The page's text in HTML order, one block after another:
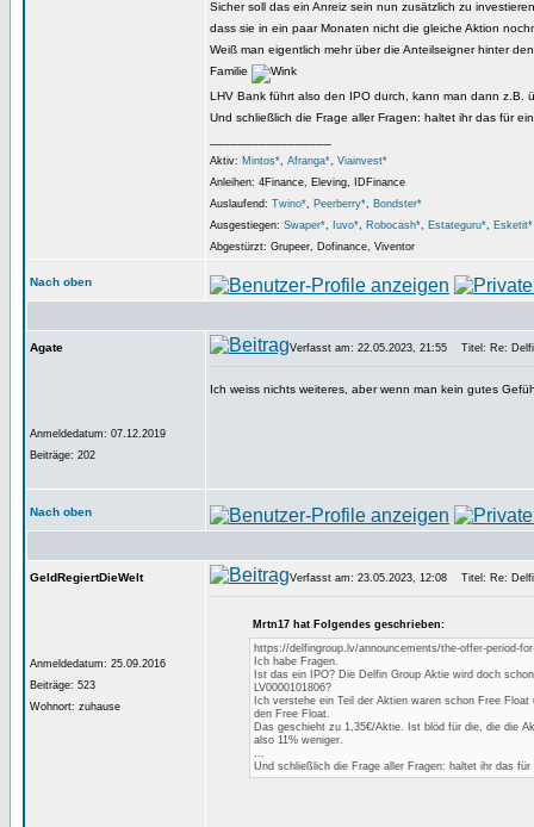
Sicher soll das ein Anreiz sein nun zusätzlich zu
dass sie in ein paar Monaten nicht die gleiche Aktion
Weiß man eigentlich mehr über die Anteilseigner hinter
Familie
LHV Bank führt also den IPO durch, kann man dann z.B.
Und schließlich die Frage aller Fragen: haltet ihr das für
Aktiv: Mintos*, Afranga*, Viainvest*
Anleihen: 4Finance, Eleving, IDFinance
Auslaufend: Twino*, Peerberry*, Bondster*
Ausgestiegen: Swaper*, Iuvo*, Robocash*, Estateguru*, Esketit*
Abgestürzt: Grupeer, Dofinance, Viventor
Nach oben
Agate
Anmeldedatum: 07.12.2019
Beiträge: 202
Verfasst am: 22.05.2023, 21:55 Titel: Re:
Ich weiss nichts weiteres, aber wenn man kein gutes
Nach oben
GeldRegiertDieWelt
Anmeldedatum: 25.09.2016
Beiträge: 523
Wohnort: zuhause
Verfasst am: 23.05.2023, 12:08 Titel: Re:
Mrtn17 hat Folgendes geschrieben:
https://delfingroup.lv/announcements/the-offer-period-
Ich habe Fragen.
Ist das ein IPO? Die Delfin Group Aktie wird doch
LV0000101806?
Ich verstehe ein Teil der Aktien waren schon Free
den Free Float.
Das geschieht zu 1,35€/Aktie. Ist blöd für die, die die
also 11% weniger.
...
Und schließlich die Frage aller Fragen: haltet ihr das